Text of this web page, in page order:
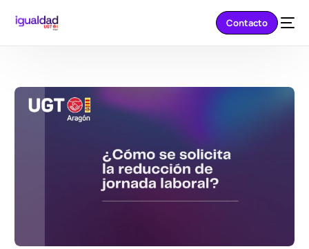
Contacto